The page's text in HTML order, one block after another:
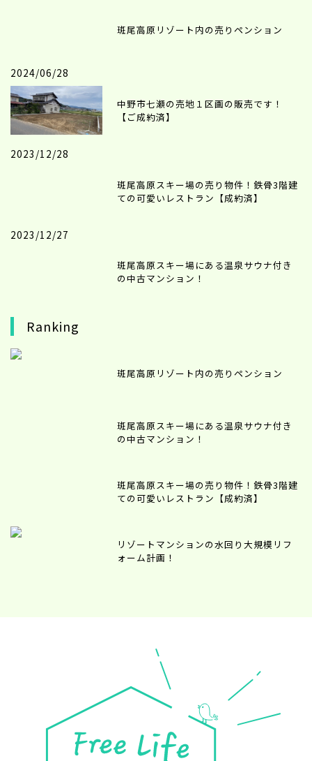
斑尾高原リゾート内の売りペンション
2024/06/28
中野市七瀬の売地１区画の販売です！
【ご成約済】
2023/12/28
斑尾高原スキー場の売り物件！鉄骨3階建
ての可愛いレストラン【成約済】
2023/12/27
斑尾高原スキー場にある温泉サウナ付き
の中古マンション！
Ranking
斑尾高原リゾート内の売りペンション
斑尾高原スキー場にある温泉サウナ付き
の中古マンション！
斑尾高原スキー場の売り物件！鉄骨3階建
ての可愛いレストラン【成約済】
リゾートマンションの水回り大規模リフ
ォーム計画！